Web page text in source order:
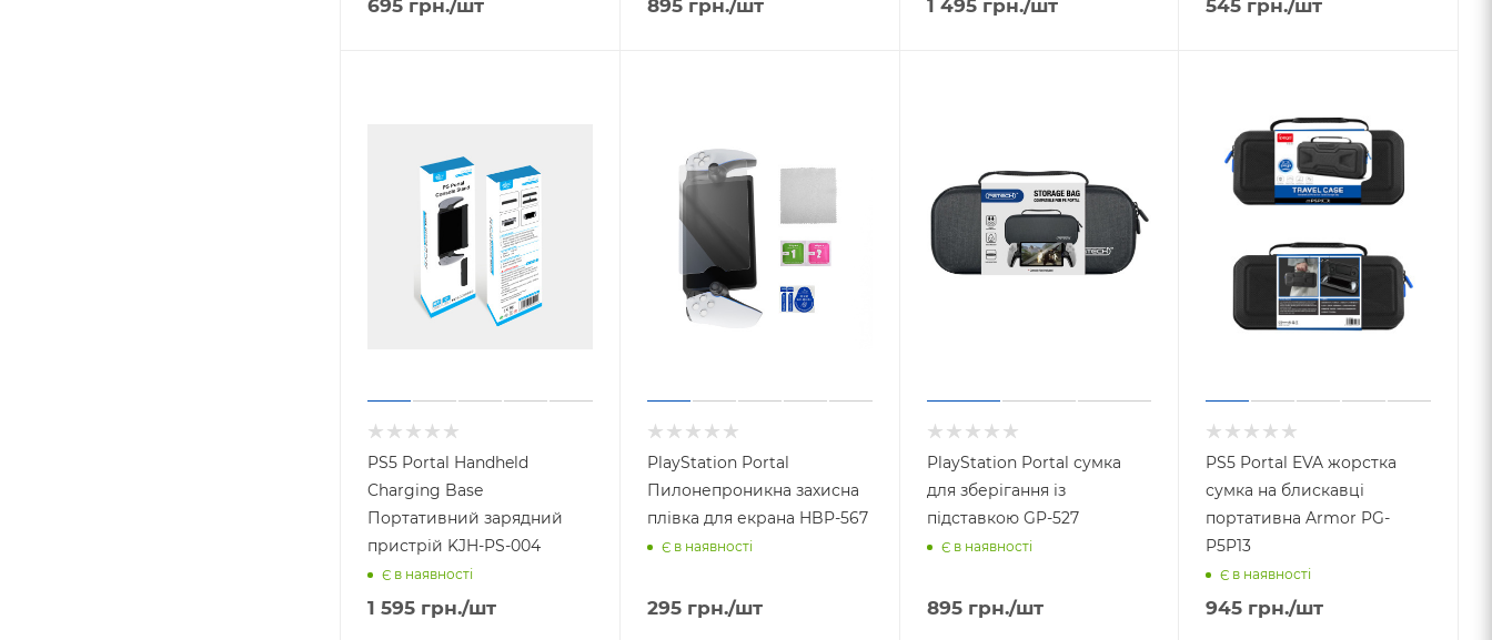
695 грн./шт 895грн./шт 1 495грн./шт 545 грн./шт
PS5 Portal Handheld
Charging Base
Портативний зарядний
пристрій KJH-PS-004
Є в наявності
1 595 грн./шт
PlayStation Portal
Пилонепроникна захисна
плівка для екрана HBP-567
Є в наявності
295грн./шт
PlayStation Portal сумка
для зберігання із
підставкою GP-527
Є в наявності
895грн./шт
PS5 Portal EVA жорстка
сумка на блискавці
портативна Armor PG-
P5P13
Є в наявності
945 грн./шт